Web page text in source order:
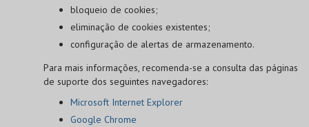
bloqueio de cookies;
eliminação de cookies existentes;
configuração de alertas de armazenamento.
Para mais informações, recomenda-se a consulta das páginas
de suporte dos seguintes navegadores:
Microsoft Internet Explorer
Google Chrome